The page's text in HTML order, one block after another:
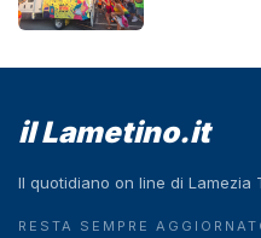
il Lametino.it
Il quotidiano on line di Lamezia
RESTA SEMPRE